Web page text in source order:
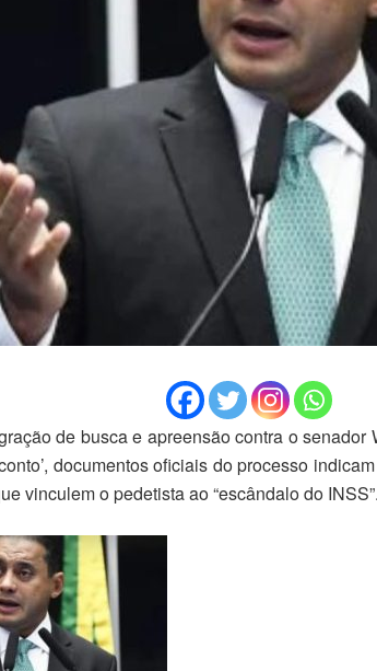
de busca e apreensão contra o
documentos oficiais do processo
vinculem o pedetista ao “escândalo do INSS”.